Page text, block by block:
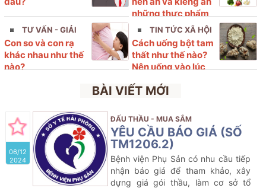
những thực phẩm
nào?
TƯ VẤN - GIẢI
ĐÁP
Con so và con rạ
khác nhau như thế
nào?
TIN TỨC XÃ HỘI
Cách uống bột tam
thất như thế nào?
Nên uống vào lúc
BÀI VIẾT MỚI
06/12
2024
ĐẤU THẦU - MUA SẮM
YÊU CẦU BÁO GIÁ (SỐ
TM1206.2)
Bệnh viện Phụ Sản có nhu cầu tiếp
nhận báo giá để tham khảo, xây
dựng giá gói thầu, làm cơ sở tổ